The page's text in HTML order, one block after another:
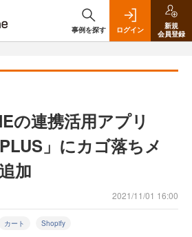
事例を探す ログイン
新規
会員登録
の連携活用アプリ
」にカゴ落ちメ
加
2021/11/01 16:00
カート Shopify